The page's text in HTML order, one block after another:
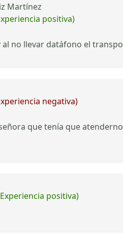
Martínez
positiva)
no llevar datáfono el
negativa)
que tenía que
positiva)